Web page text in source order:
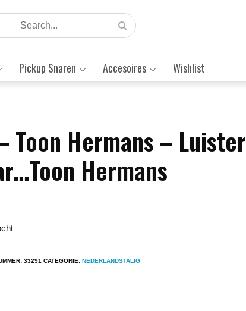
Pickup Snaren Accesoires Wishlist
Toon Hermans – Luister
Hermans
33291 CATEGORIE:NEDERLANDSTALIG